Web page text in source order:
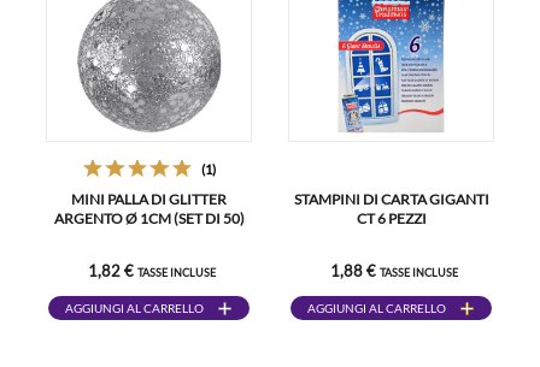
(1)
MINI PALLA DI GLITTER
ARGENTO Ø 1CM (SET DI 50)
1,82 € TASSE INCLUSE
AGGIUNGI AL CARRELLO
STAMPINI DI CARTA GIGANTI
CT 6 PEZZI
1,88 € TASSE INCLUSE
AGGIUNGI AL CARRELLO